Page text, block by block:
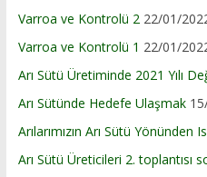
Varroa ve Kontrolü 2 22/01/
Varroa ve Kontrolü 1 22/01/
Arı Sütü Üretiminde 2021 Yılı
Arı Sütünde Hedefe Ulaşmak
Arılarımızın Arı Sütü Yönünden
Arı Sütü Üreticileri 2. toplantısı